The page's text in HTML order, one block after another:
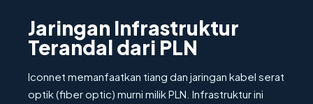
Jaringan Infrastruktur
Terandal dari PLN
Iconnet memanfaatkan tiang dan jaringan kabel serat
optik (fiber optic) murni milik PLN. Infrastruktur ini